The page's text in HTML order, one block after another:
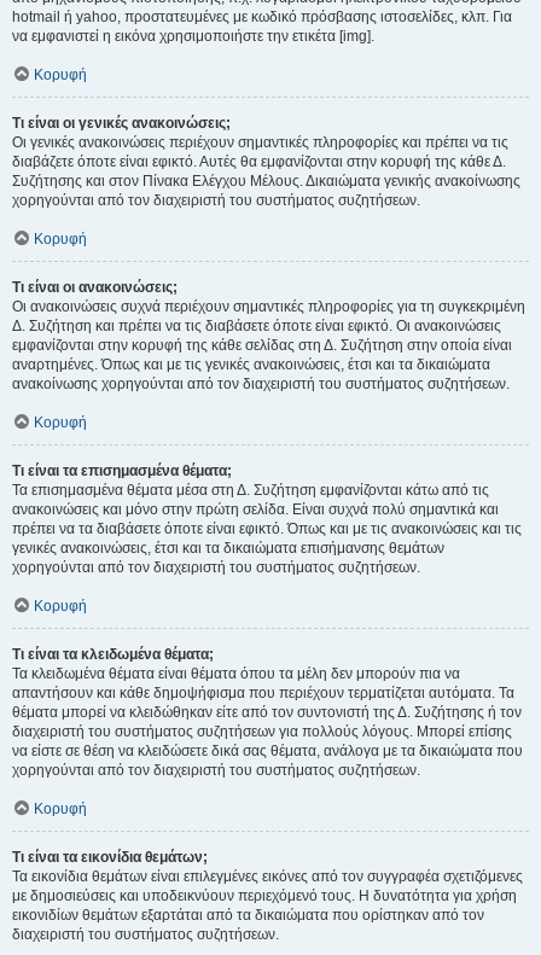
hotmail ή yahoo, προστατευμένες με κωδικό πρόσβασης ιστοσελίδες, κλπ. Για
να εμφανιστεί η εικόνα χρησιμοποιήστε την ετικέτα [img].
Κορυφή
Τι είναι οι γενικές ανακοινώσεις;
Οι γενικές ανακοινώσεις περιέχουν σημαντικές πληροφορίες και πρέπει να τις
διαβάζετε όποτε είναι εφικτό. Αυτές θα εμφανίζονται στην κορυφή της κάθε Δ.
Συζήτησης και στον Πίνακα Ελέγχου Μέλους. Δικαιώματα γενικής ανακοίνωσης
χορηγούνται από τον διαχειριστή του συστήματος συζητήσεων.
Κορυφή
Τι είναι οι ανακοινώσεις;
Οι ανακοινώσεις συχνά περιέχουν σημαντικές πληροφορίες για τη συγκεκριμένη
Δ. Συζήτηση και πρέπει να τις διαβάσετε όποτε είναι εφικτό. Οι ανακοινώσεις
εμφανίζονται στην κορυφή της κάθε σελίδας στη Δ. Συζήτηση στην οποία είναι
αναρτημένες. Όπως και με τις γενικές ανακοινώσεις, έτσι και τα δικαιώματα
ανακοίνωσης χορηγούνται από τον διαχειριστή του συστήματος συζητήσεων.
Κορυφή
Τι είναι τα επισημασμένα θέματα;
Τα επισημασμένα θέματα μέσα στη Δ. Συζήτηση εμφανίζονται κάτω από τις
ανακοινώσεις και μόνο στην πρώτη σελίδα. Είναι συχνά πολύ σημαντικά και
πρέπει να τα διαβάσετε όποτε είναι εφικτό. Όπως και με τις ανακοινώσεις και τις
γενικές ανακοινώσεις, έτσι και τα δικαιώματα επισήμανσης θεμάτων
χορηγούνται από τον διαχειριστή του συστήματος συζητήσεων.
Κορυφή
Τι είναι τα κλειδωμένα θέματα;
Τα κλειδωμένα θέματα είναι θέματα όπου τα μέλη δεν μπορούν πια να
απαντήσουν και κάθε δημοψήφισμα που περιέχουν τερματίζεται αυτόματα. Τα
θέματα μπορεί να κλειδώθηκαν είτε από τον συντονιστή της Δ. Συζήτησης ή τον
διαχειριστή του συστήματος συζητήσεων για πολλούς λόγους. Μπορεί επίσης
να είστε σε θέση να κλειδώσετε δικά σας θέματα, ανάλογα με τα δικαιώματα που
χορηγούνται από τον διαχειριστή του συστήματος συζητήσεων.
Κορυφή
Τι είναι τα εικονίδια θεμάτων;
Τα εικονίδια θεμάτων είναι επιλεγμένες εικόνες από τον συγγραφέα σχετιζόμενες
με δημοσιεύσεις και υποδεικνύουν περιεχόμενό τους. Η δυνατότητα για χρήση
εικονιδίων θεμάτων εξαρτάται από τα δικαιώματα που ορίστηκαν από τον
διαχειριστή του συστήματος συζητήσεων.